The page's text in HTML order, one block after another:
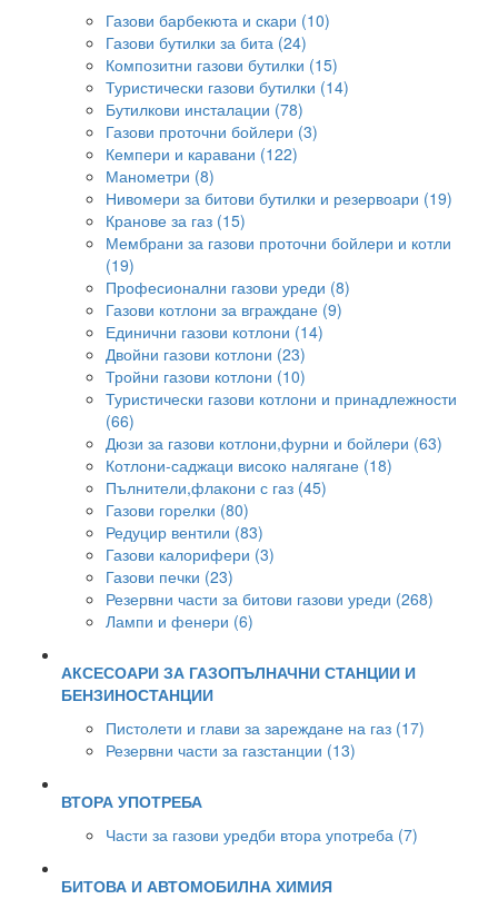
Газови барбекюта и скари (10)
Газови бутилки за бита (24)
Композитни газови бутилки (15)
Туристически газови бутилки (14)
Бутилкови инсталации (78)
Газови проточни бойлери (3)
Кемпери и каравани (122)
Манометри (8)
Нивомери за битови бутилки и резервоари (19)
Кранове за газ (15)
Мембрани за газови проточни бойлери и котли
(19)
Професионални газови уреди (8)
Газови котлони за вграждане (9)
Единични газови котлони (14)
Двойни газови котлони (23)
Тройни газови котлони (10)
Туристически газови котлони и принадлежности
(66)
Дюзи за газови котлони,фурни и бойлери (63)
Котлони-саджаци високо налягане (18)
Пълнители,флакони с газ (45)
Газови горелки (80)
Редуцир вентили (83)
Газови калорифери (3)
Газови печки (23)
Резервни части за битови газови уреди (268)
Лампи и фенери (6)
АКСЕСОАРИ ЗА ГАЗОПЪЛНАЧНИ СТАНЦИИ И
БЕНЗИНОСТАНЦИИ
Пистолети и глави за зареждане на газ (17)
Резервни части за газстанции (13)
ВТОРА УПОТРЕБА
Части за газови уредби втора употреба (7)
БИТОВА И АВТОМОБИЛНА ХИМИЯ